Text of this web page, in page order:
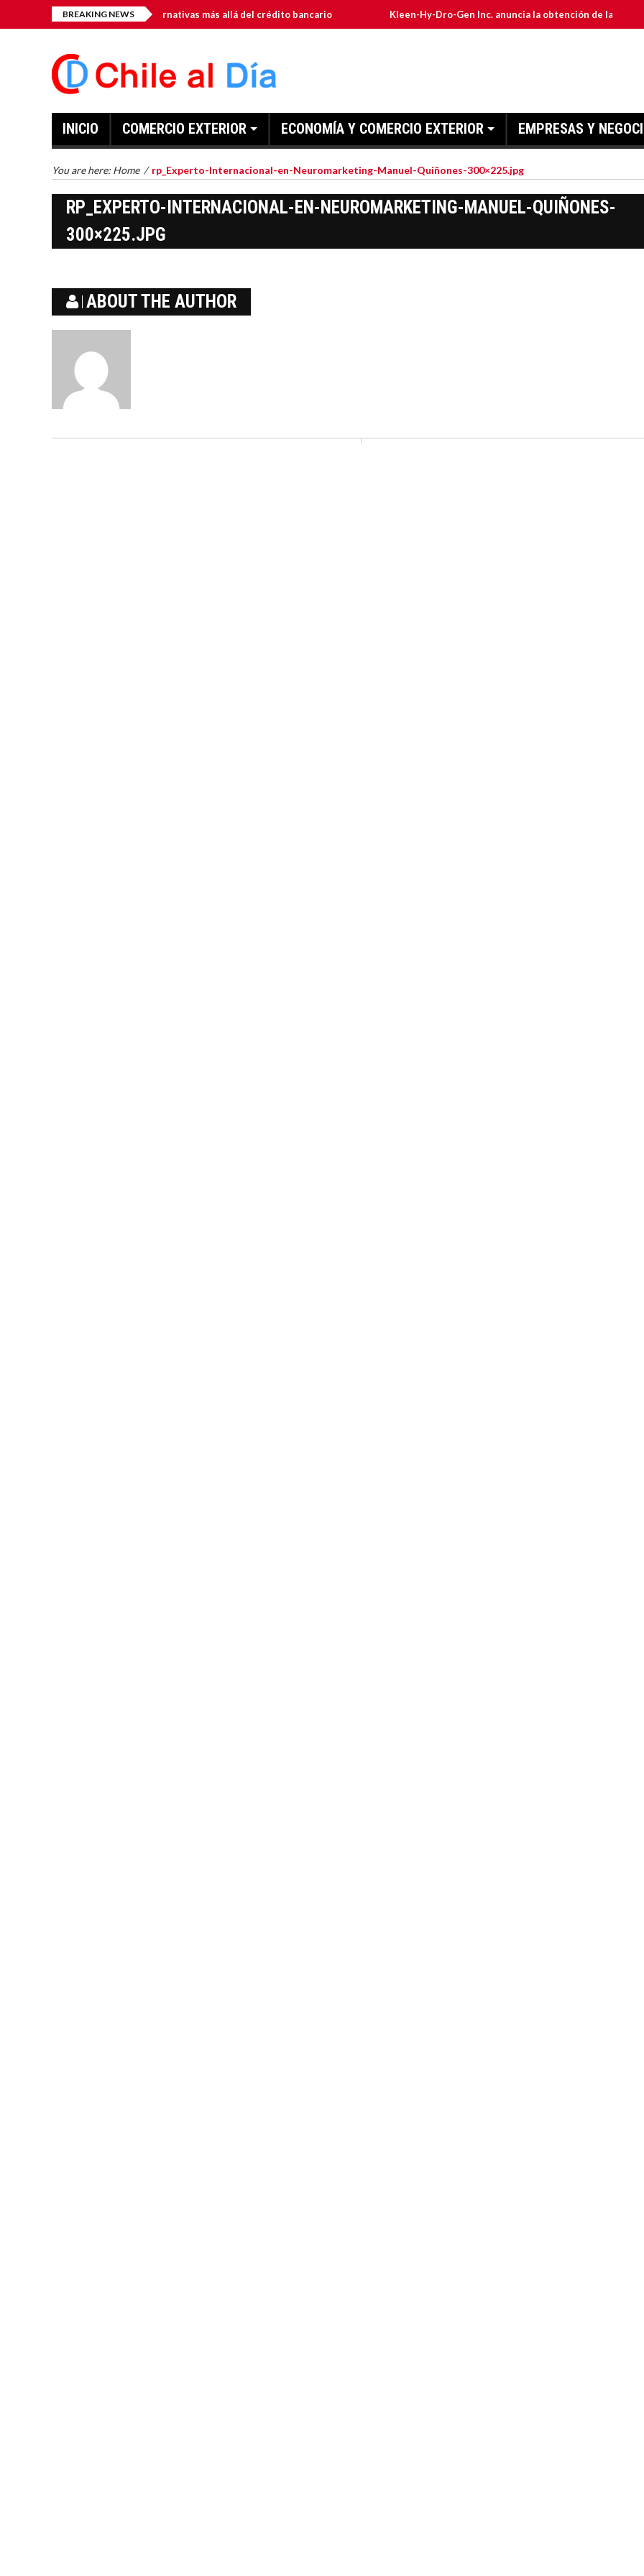
BREAKING NEWS
pymes en Chile: alternativas más allá del crédito bancario Kleen-Hy-Dro-Gen Inc. anuncia la obtención de las certificaciones
INICIO COMERCIO EXTERIOR ECONOMÍA Y COMERCIO EXTERIOR EMPRESAS Y
You are here: Home / rp_Experto-Internacional-en-Neuromarketing-Manuel-Quiñones-300×225.jpg
RP_EXPERTO-INTERNACIONAL-EN-NEUROMARKETING-MANUEL-QUIÑONES-
300×225.JPG
ABOUT THE AUTHOR